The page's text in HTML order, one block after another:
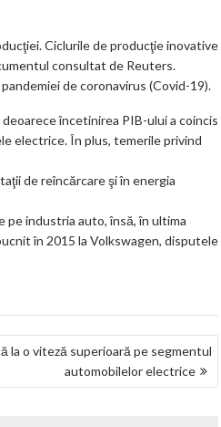
Ciclurile de producţie inovative
consultat de Reuters.
de coronavirus (Covid-19).
încetinirea PIB-ului a coincis
electrice. În plus, temerile privind
de reîncărcare şi în energia
industria auto, însă, în ultima
în 2015 la Volkswagen, disputele
la o viteză superioară pe segmentul
automobilelor electrice